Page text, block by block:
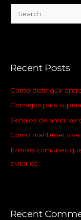
c
f
o
r
:
Recent Posts
Cómo distinguir
Consejos para
Señales de amor
Cómo mantener
Errores comunes
evitarlos
Recent